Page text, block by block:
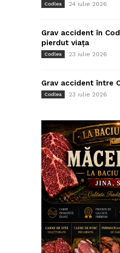
Codlea 24 iulie 2026
Grav accident în
pierdut viața
Codlea 23 iulie 2026
Grav accident între
Codlea 23 iulie 2026